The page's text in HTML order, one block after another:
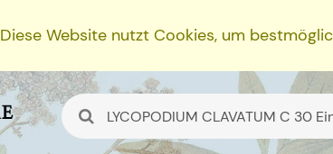
Diese Website nutzt Cookies, um